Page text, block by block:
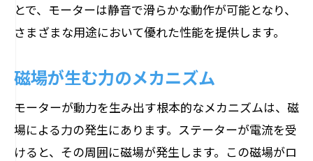
とで、モーターは静音で滑らかな動作が可能となり、
さまざまな用途において優れた性能を提供します。
磁場が生む力のメカニズム
モーターが動力を生み出す根本的なメカニズムは、磁
場による力の発生にあります。ステーターが電流を受
けると、その周囲に磁場が発生します。この磁場がロ